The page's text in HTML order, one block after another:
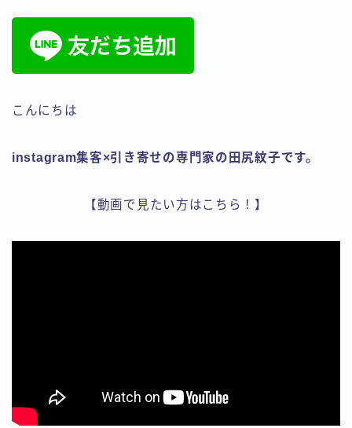
⑥♩ Instagram集客アカデミー
☆Instagram集客アカデミー
☆第３期特典☆ Instagram集客アカデミー 強化合宿
セミナー特別編
宿セミナーダイジェスト版
クライアント様専用ページ
デモプリセット記事 #6
デモプリセット記事 #8
マスター年間コース
利用規約／特定商取引法に基づく表記
こんにちは
instagram集客×引き寄せの専門家の田尻紋子です。
【動画で見たい方はこちら！】